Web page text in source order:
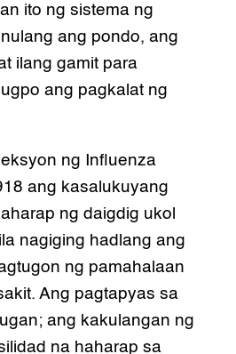
ito ng sistema ng
ang pondo, ang
ilang gamit para
ang pagkalat ng
ng Influenza
ang kasalukuyang
ng daigdig ukol
nagiging hadlang ang
ng pamahalaan
Ang pagtapyas sa
ang kakulangan ng
na haharap sa